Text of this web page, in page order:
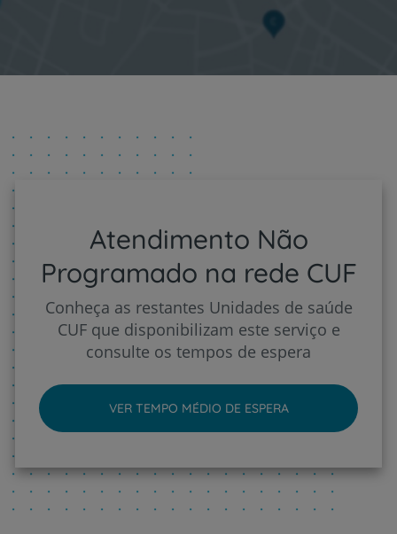
Atendimento Não
Programado na rede CUF
Conheça as restantes Unidades de saúde
CUF que disponibilizam este serviço e
consulte os tempos de espera
VER TEMPO MÉDIO DE ESPERA